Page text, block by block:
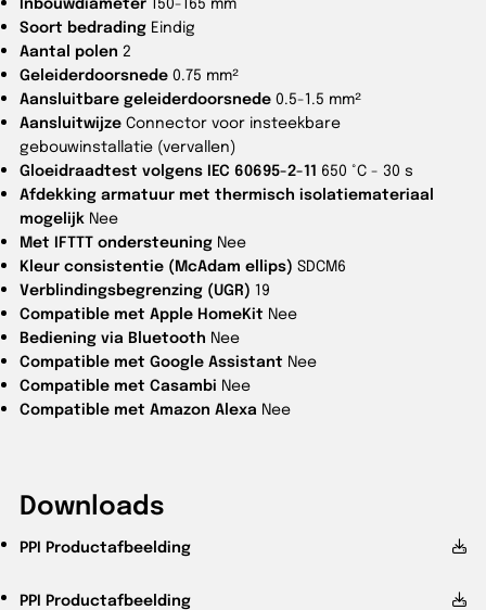
Soort bedrading Eindig
Aantal polen 2
Geleiderdoorsnede 0.75 mm²
Aansluitbare geleiderdoorsnede 0.5-1.5 mm²
Aansluitwijze Connector voor insteekbare
gebouwinstallatie (vervallen)
Gloeidraadtest volgens IEC 60695-2-11 650 °C - 30 s
Afdekking armatuur met thermisch isolatiemateriaal
mogelijk Nee
Met IFTTT ondersteuning Nee
Kleur consistentie (McAdam ellips) SDCM6
Verblindingsbegrenzing (UGR) 19
Compatible met Apple HomeKit Nee
Bediening via Bluetooth Nee
Compatible met Google Assistant Nee
Compatible met Casambi Nee
Compatible met Amazon Alexa Nee
Downloads
PPI Productafbeelding
PPI Productafbeelding